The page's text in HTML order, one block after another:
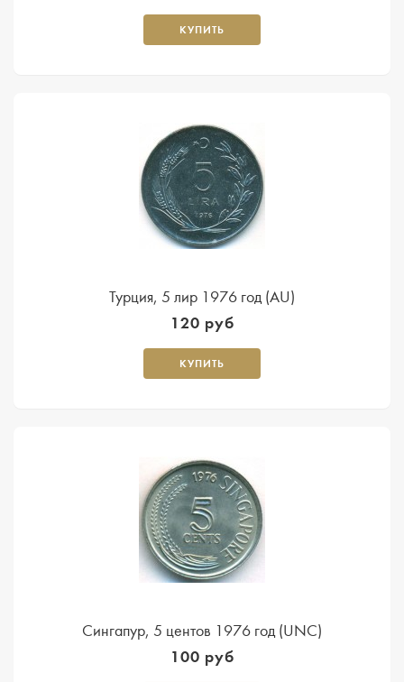
КУПИТЬ
Турция, 5 лир 1976 год (AU)
120 руб
КУПИТЬ
Сингапур, 5 центов 1976 год (UNC)
100 руб